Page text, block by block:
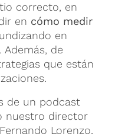
correcto, en
en cómo medir
en
de
que están
de un podcast
nuestro director
Lorenzo,